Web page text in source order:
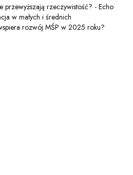
przewyższają rzeczywistość? - Echo
w małych i średnich
rozwój MŚP w 2025 roku?